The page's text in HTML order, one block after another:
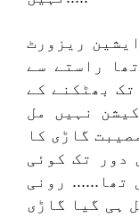
ایشین ریزورٹ
راستے سے
بھٹکنے کے
نہیں مل
گاڑی کا
دور تک کوئی
تھا...... رونی
ہی گیا گاڑی